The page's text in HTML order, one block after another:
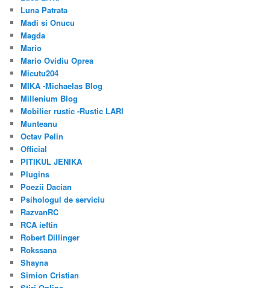
Luna Patrata
Madi si Onucu
Magda
Mario
Mario Ovidiu Oprea
Micutu204
MIKA -Michaelas Blog
Millenium Blog
Mobilier rustic -Rustic LARI
Munteanu
Octav Pelin
Official
PITIKUL JENIKA
Plugins
Poezii Dacian
Psihologul de serviciu
RazvanRC
RCA ieftin
Robert Dillinger
Rokssana
Shayna
Simion Cristian